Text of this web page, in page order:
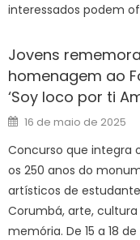
interessados podem
Jovens
homenagem ao
‘Soy loco por ti
Posted
on
16 de maio de 2025
Concurso que integra
os 250 anos do
artísticos de
Corumbá, arte,
memória. De 15 a 18